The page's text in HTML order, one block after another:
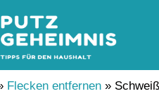
Flecken entfernen »